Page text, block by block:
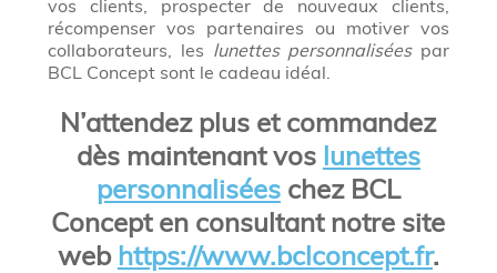
vos clients, prospecter de nouveaux clients,
récompenser vos partenaires ou motiver vos
collaborateurs, les lunettes personnaliséespar
BCL Concept sont le cadeau idéal.
N’attendez plus et commandez
dès maintenant vos lunettes
personnaliséeschez BCL
Concept en consultant notre site
web https://www.bclconcept.fr.